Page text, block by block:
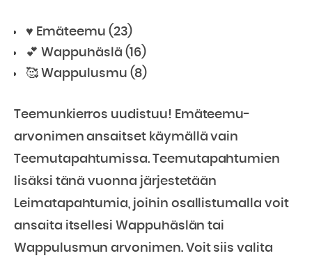
♥️ Emäteemu (23)
💕 Wappuhäslä (16)
🥰 Wappulusmu (8)
Teemunkierros uudistuu! Emäteemu-
arvonimen ansaitset käymällä vain
Teemutapahtumissa. Teemutapahtumien
lisäksi tänä vuonna järjestetään
Leimatapahtumia, joihin osallistumalla voit
ansaita itsellesi Wappuhäslän tai
Wappulusmun arvonimen. Voit siis valita